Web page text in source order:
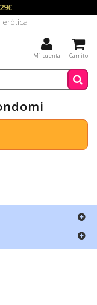
erótica
Carrito
Mi cuenta